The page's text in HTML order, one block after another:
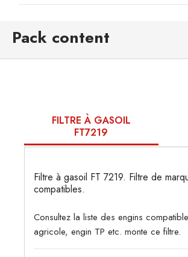
Pack content
FILTRE À GASOIL
FT7219
Filtre à gasoil FT 7219. Filtre de
compatibles.
Consultez la liste des engins
agricole, engin TP etc. monte ce filtre.